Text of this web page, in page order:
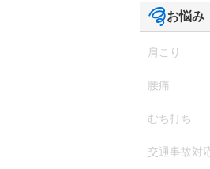
お悩み
肩こり
腰痛
むち打ち
交通事故対